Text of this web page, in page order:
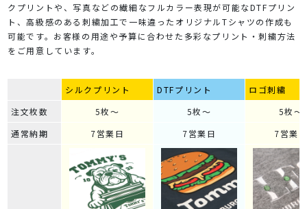
クプリントや、写真などの繊細なフルカラー表現が可能なDTFプリン
ト、高級感のある刺繍加工で一味違ったオリジナルTシャツの作成も
可能です。お客様の用途や予算に合わせた多彩なプリント・刺繍方法
をご用意しています。
シルクプリント DTFプリント
ロゴ刺繍
注文枚数
5枚～ 5枚～
5枚～
通常納期
7営業日 7営業日 7営業